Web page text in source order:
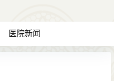
医院新闻